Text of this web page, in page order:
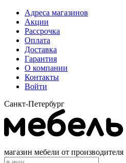
Адреса магазинов
Акции
Рассрочка
Оплата
Доставка
Гарантия
О компании
Контакты
Войти
Санкт-Петербург
магазин мебели от производителя